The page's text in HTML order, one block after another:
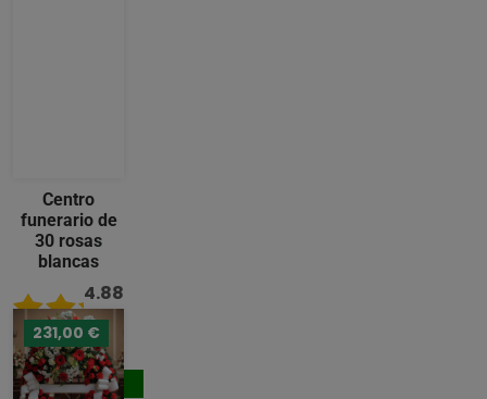
Centro
funerario de
30 rosas
blancas
4.88
/ 5
176,00 €
Comprar
231,00 €